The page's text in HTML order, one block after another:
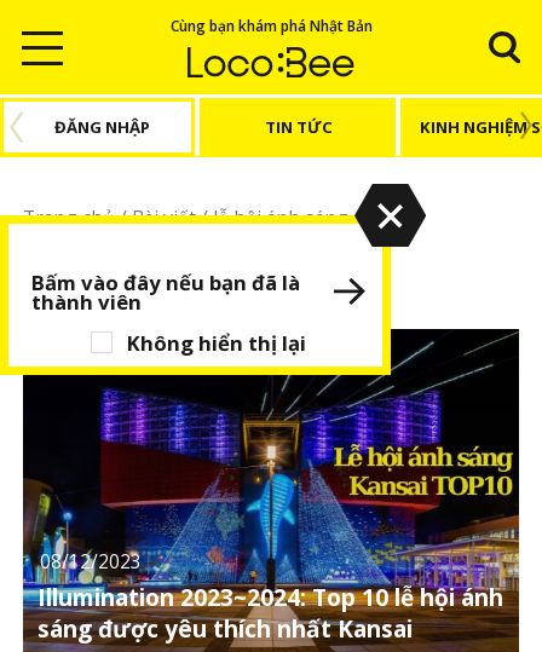
Cùng bạn khám phá Nhật Bản
ĐĂNG NHẬP TIN TỨC KINH NGHIỆM
Trang chủ/Bài viết/lễ hội ánh sáng
lễ hội ánh sáng
08/12/2023
Illumination 2023~2024: Top 10 lễ hội ánh
sáng được yêu thích nhất Kansai
Không hiển thị lại
Bấm vào đây nếu bạn đã là
thành viên